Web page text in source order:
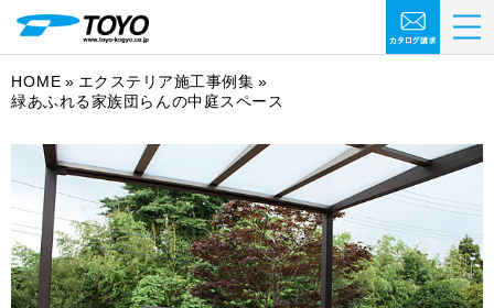
HOME
エクステリア施工事例集
緑あふれる家族団らんの中庭スペース